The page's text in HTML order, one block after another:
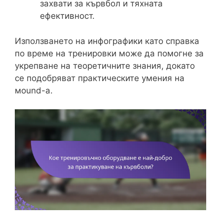
захвати за кървбол и тяхната
ефективност.
Използването на инфографики като справка
по време на тренировки може да помогне за
укрепване на теоретичните знания, докато
се подобряват практическите умения на
мound-а.